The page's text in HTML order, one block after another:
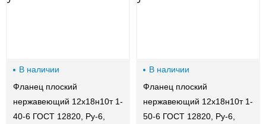
В наличии
Фланец плоский
нержавеющий 12х18н10т 1-
40-6 ГОСТ 12820, Ру-6,
В наличии
Фланец плоский
нержавеющий 12х18н10т 1-
50-6 ГОСТ 12820, Ру-6,